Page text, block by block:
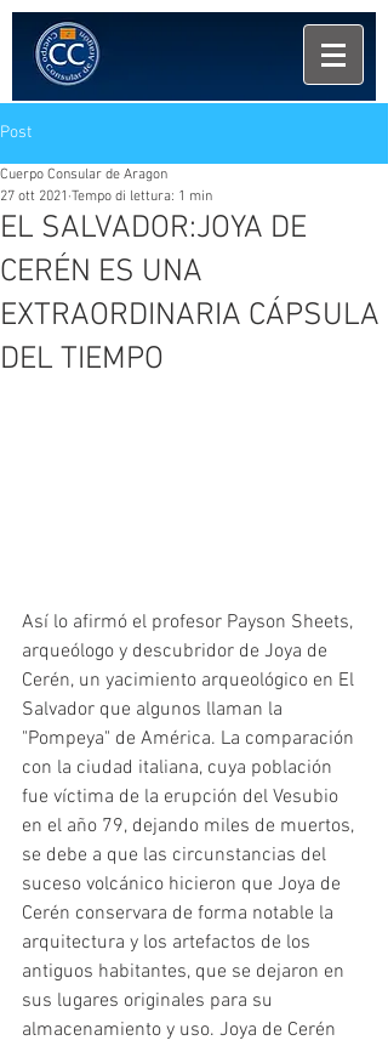
Post
EL SALVADOR:JOYA DE
CERÉN ES UNA
EXTRAORDINARIA CÁPSULA
DEL TIEMPO
Cuerpo Consular de Aragon
27 ott 2021 Tempo di lettura: 1 min
Así lo afirmó el profesor Payson Sheets,
arqueólogo y descubridor de Joya de
Cerén, un yacimiento arqueológico en El
Salvador que algunos llaman la
"Pompeya" de América. La comparación
con la ciudad italiana, cuya población
fue víctima de la erupción del Vesubio
en el año 79, dejando miles de muertos,
se debe a que las circunstancias del
suceso volcánico hicieron que Joya de
Cerén conservara de forma notable la
arquitectura y los artefactos de los
antiguos habitantes, que se dejaron en
sus lugares originales para su
almacenamiento y uso. Joya de Cerén